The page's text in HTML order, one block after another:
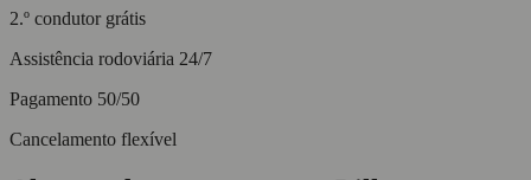
2.º condutor grátis
Assistência rodoviária 24/7
Pagamento 50/50
Cancelamento flexível